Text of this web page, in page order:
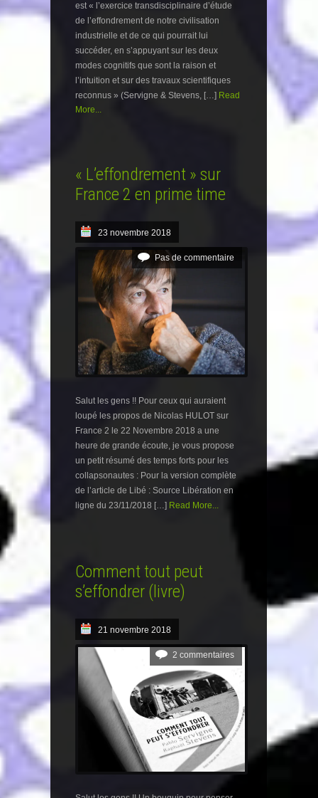
est « l’exercice transdisciplinaire d’étude
de l’effondrement de notre civilisation
industrielle et de ce qui pourrait lui
succéder, en s’appuyant sur les deux
modes cognitifs que sont la raison et
l’intuition et sur des travaux scientifiques
reconnus » (Servigne & Stevens, […] Read
More...
« L’effondrement » sur
France 2 en prime time
23 novembre 2018
Pas de commentaire
Salut les gens !! Pour ceux qui auraient
loupé les propos de Nicolas HULOT sur
France 2 le 22 Novembre 2018 a une
heure de grande écoute, je vous propose
un petit résumé des temps forts pour les
collapsonautes : Pour la version complète
de l’article de Libé : Source Libération en
ligne du 23/11/2018 […] Read More...
Comment tout peut
s’effondrer (livre)
21 novembre 2018
2 commentaires